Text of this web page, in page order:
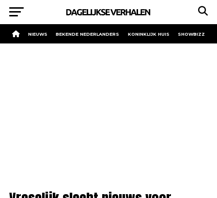
NIEUWS BEKENDE NEDERLANDERS KONINKLIJK HUIS SHOWBIZZ